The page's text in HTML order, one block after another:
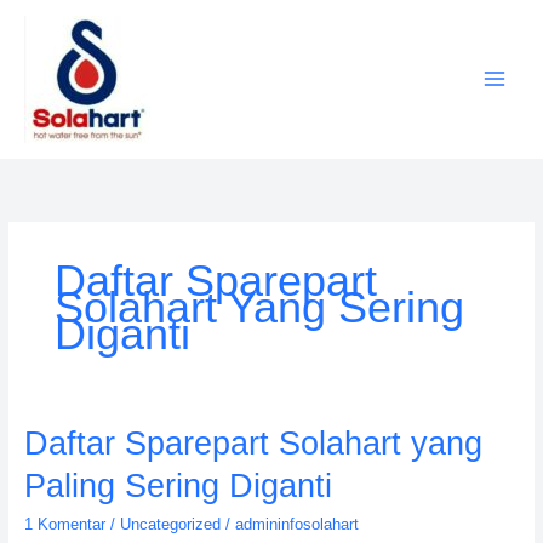
Daftar Sparepart
Solahart Yang Sering
Diganti
Daftar Sparepart Solahart yang
Paling Sering Diganti
1 Komentar / Uncategorized / admininfosolahart
Daftar
Sparepart
Solahart
yang